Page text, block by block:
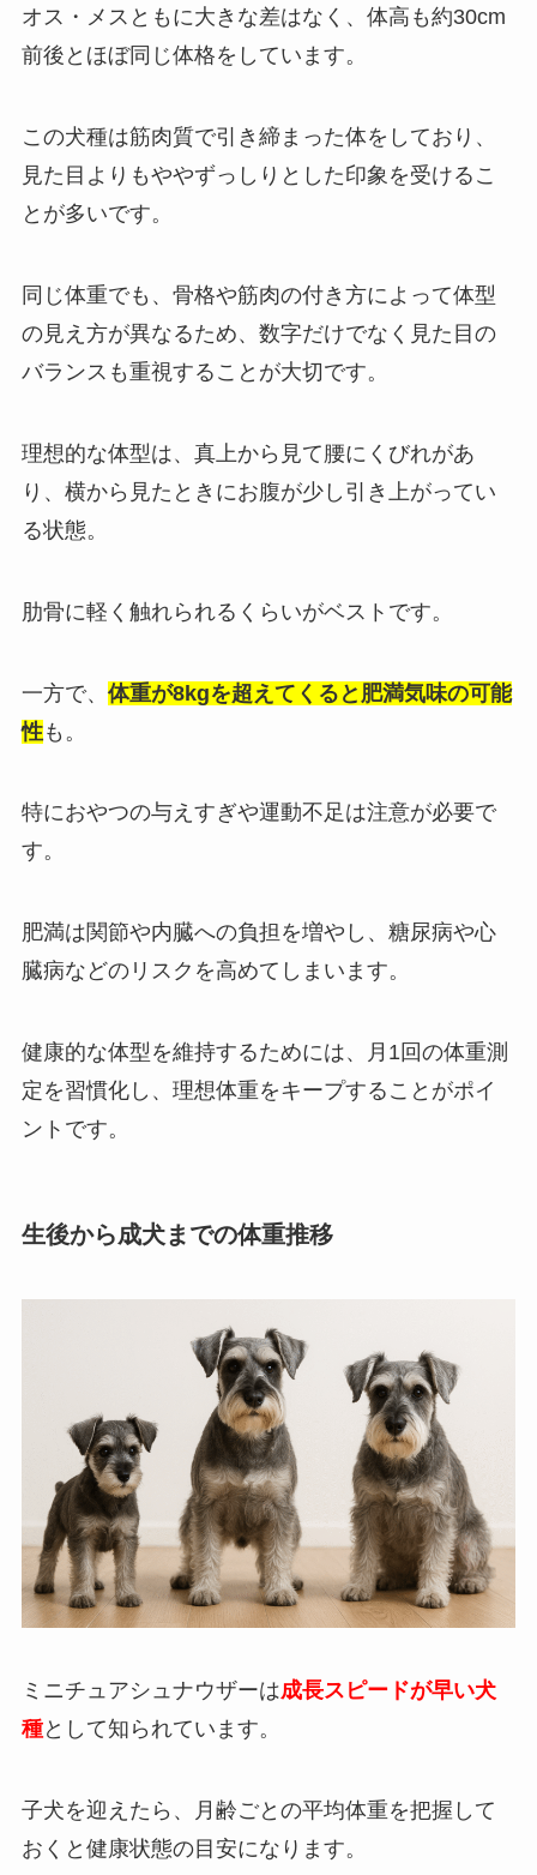
オス・メスともに大きな差はなく、体高も約30cm
前後とほぼ同じ体格をしています。
この犬種は筋肉質で引き締まった体をしており、
見た目よりもややずっしりとした印象を受けるこ
とが多いです。
同じ体重でも、骨格や筋肉の付き方によって体型
の見え方が異なるため、数字だけでなく見た目の
バランスも重視することが大切です。
理想的な体型は、真上から見て腰にくびれがあ
り、横から見たときにお腹が少し引き上がってい
る状態。
肋骨に軽く触れられるくらいがベストです。
一方で、 体重が8kgを超えてくると肥満気味の可能
性も。
特におやつの与えすぎや運動不足は注意が必要で
す。
肥満は関節や内臓への負担を増やし、糖尿病や心
臓病などのリスクを高めてしまいます。
健康的な体型を維持するためには、月1回の体重測
定を習慣化し、理想体重をキープすることがポイ
ントです。
生後から成犬までの体重推移
ミニチュアシュナウザーは成長スピードが早い犬
種として知られています。
子犬を迎えたら、月齢ごとの平均体重を把握して
おくと健康状態の目安になります。